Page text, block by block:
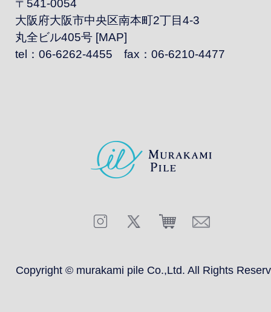
〒541-0054
大阪府大阪市中央区南本町2丁目4-3
丸全ビル405号 [MAP]
tel：06-6262-4455 fax：06-6210-4477
Copyright © murakami pile Co.,Ltd. All Rights